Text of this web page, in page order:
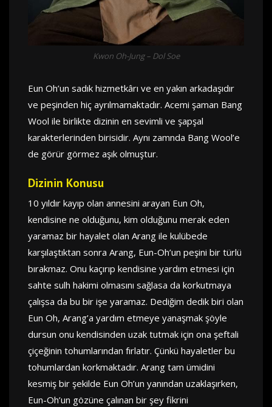
Kwon Oh-Jung – Dol Soe
Eun Oh’un sadık hizmetkârı ve en yakın arkadaşıdır
ve peşinden hiç ayrılmamaktadır. Acemi şaman Bang
Wool ile birlikte dizinin en sevimli ve şapşal
karakterlerinden birisidir. Aynı zamnda Bang Wool’e
de görür görmez aşık olmuştur.
Dizinin Konusu
10 yıldır kayıp olan annesini arayan Eun Oh,
kendisine ne olduğunu, kim olduğunu merak eden
yaramaz bir hayalet olan Arang ile kulübede
karşılaştıktan sonra Arang, Eun-Oh’un peşini bir türlü
bırakmaz. Onu kaçırıp kendisine yardım etmesi için
sahte sulh hakimi olmasını sağlasa da korkutmaya
çalışsa da bu bir işe yaramaz. Dediğim dedik biri olan
Eun Oh, Arang’a yardım etmeye yanaşmak şöyle
dursun onu kendisinden uzak tutmak için ona şeftali
çiçeğinin tohumlarından fırlatır. Çünkü hayaletler bu
tohumlardan korkmaktadır. Arang tam ümidini
kesmiş bir şekilde Eun Oh’un yanından uzaklaşırken,
Eun-Oh’un gözüne çalınan bir şey fikrini